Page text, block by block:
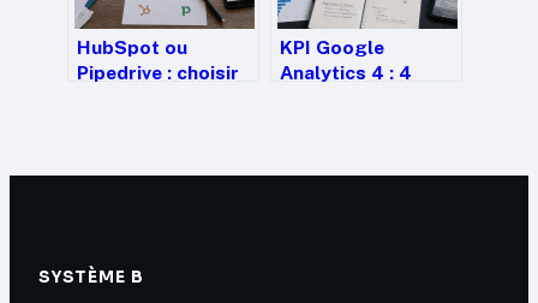
HubSpot ou
Pipedrive : choisir
commerciale
KPI Google
Analytics 4 : 4
décisions
SYSTÈME B